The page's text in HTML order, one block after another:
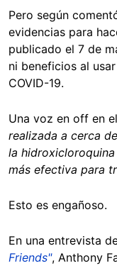
Pero según
evidencias para
publicado el 7 de
ni beneficios al
COVID-19.
Una voz en off en
realizada a cerca
la
más efectiva para
Esto es engañoso.
En una entrevista
Friends", Anthony